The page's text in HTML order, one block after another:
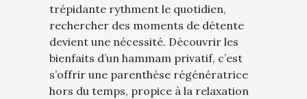
trépidante rythment le quotidien,
rechercher des moments de détente
devient une nécessité. Découvrir les
bienfaits d’un hammam privatif, c’est
s’offrir une parenthèse régénératrice
hors du temps, propice à la relaxation